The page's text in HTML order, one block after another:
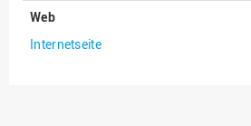
Personalentwicklung
Personalrat
Web
Internetseite